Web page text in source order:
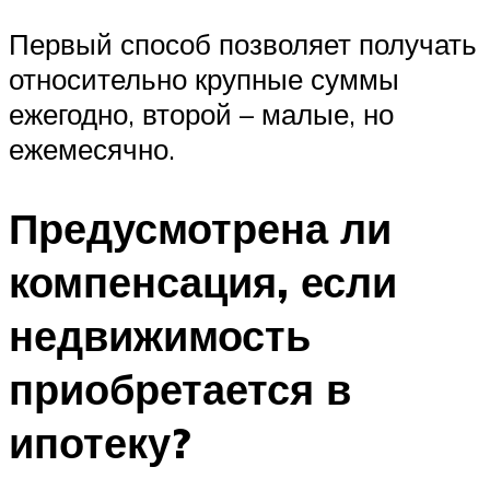
Первый способ позволяет получать
относительно крупные суммы
ежегодно, второй – малые, но
ежемесячно.
Предусмотрена ли
компенсация, если
недвижимость
приобретается в
ипотеку?